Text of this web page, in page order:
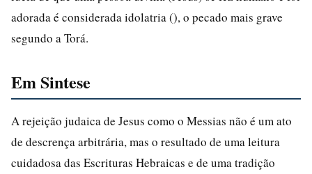
adorada é considerada idolatria (), o pecado mais grave
segundo a Torá.
Em Sintese
A rejeição judaica de Jesus como o Messias não é um ato
de descrença arbitrária, mas o resultado de uma leitura
cuidadosa das Escrituras Hebraicas e de uma tradição